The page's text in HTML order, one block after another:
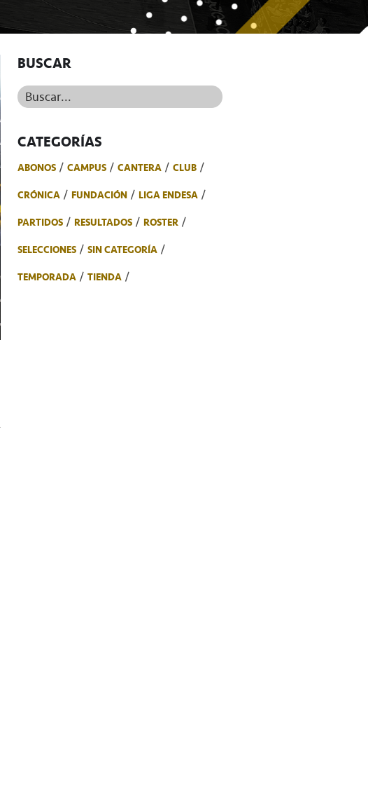
BUSCAR
Buscar...
CATEGORÍAS
ABONOS CAMPUS CANTERA
CLUB
CRÓNICA
FUNDACIÓN
LIGA ENDESA
PARTIDOS
RESULTADOS
ROSTER
SELECCIONES
SIN CATEGORÍA
TEMPORADA
TIENDA